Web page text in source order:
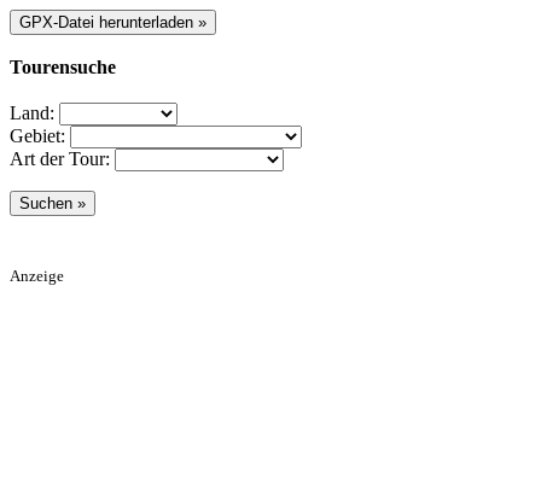
Tourensuche
Land:
Gebiet:
Art der Tour:
Anzeige